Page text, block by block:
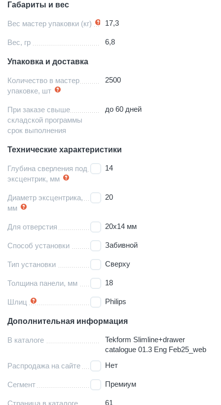
Габариты и вес
Вес мастер упаковки (кг) 17,3
Вес, гр 6,8
Упаковка и доставка
Количество в мастер
упаковке, шт
2500
При заказе свыше
складской программы
срок выполнения
до 60 дней
Технические характеристики
Глубина сверления под
эксцентрик, мм
14
Диаметр эксцентрика,
мм
20
Для отверстия 20х14 мм
Способ установки Забивной
Тип установки Сверху
Толщина панели, мм 18
Шлиц Philips
Дополнительная информация
В каталоге
Tekform Slimline+drawer
catalogue 01.3 Eng Feb25_web
Распродажа на сайте
Нет
Сегмент Премиум
Страница в каталоге 61